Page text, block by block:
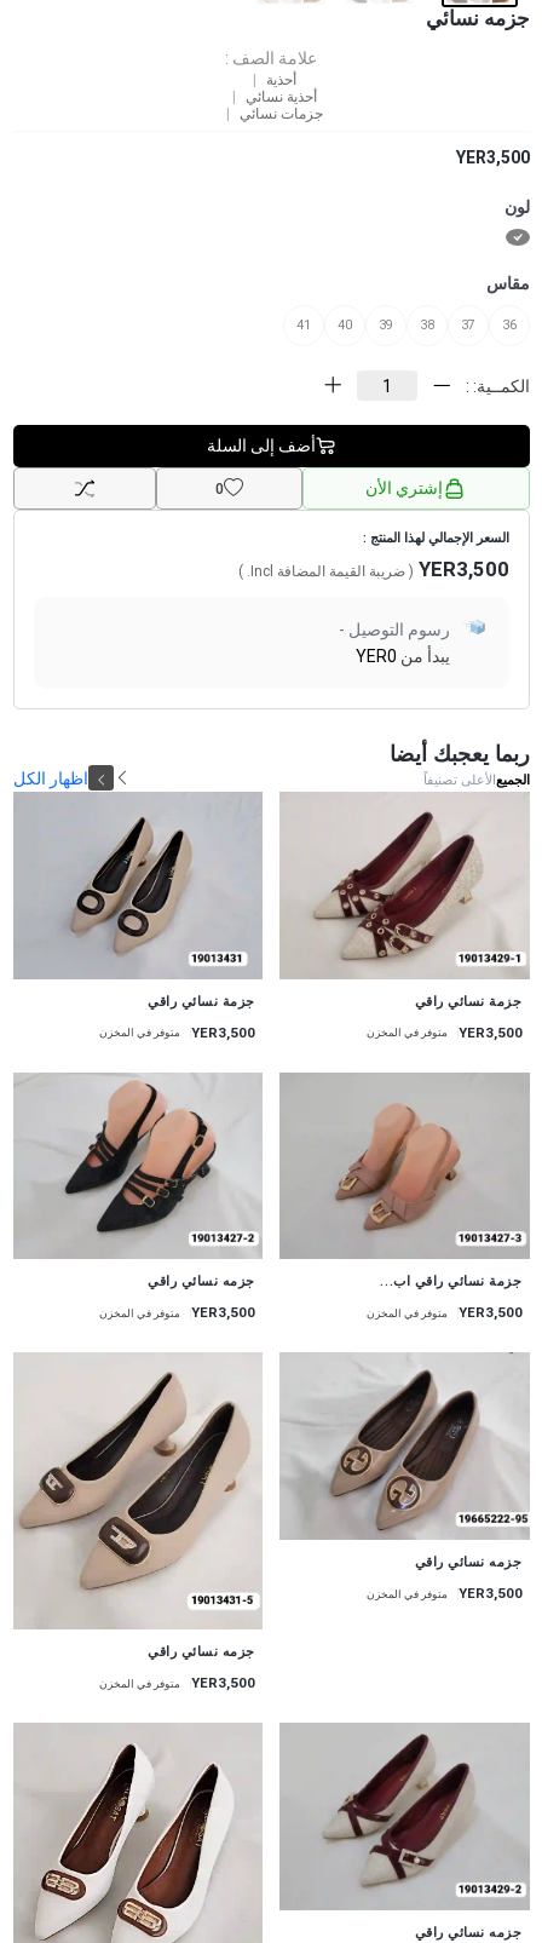
جزمه نسائي
علامة الصف :
أحذية
أحذية نسائي
جزمات نسائي
YER3,500
لون
مقاس
36
37
38
39
40
41
الكمــية: :
أضف إلى السلة
إشتري الأن 0
السعر الإجمالي لهذا المنتج :
YER3,500 ( ضريبة القيمة المضافة Incl.
)
رسوم التوصيل -
يبدأ من YER0
ربما يعجبك أيضا
الجميعالأعلى تصنيفاً اظهار الكل
جزمة نسائي راقي
YER3,500 متوفر في المخزن
جزمة نسائي راقي
YER3,500 متوفر في المخزن
جزمة نسائي راقي اب...
YER3,500 متوفر في المخزن
جزمه نسائي راقي
YER3,500 متوفر في المخزن
جزمه نسائي راقي
YER3,500 متوفر في المخزن
جزمه نسائي راقي
YER3,500 متوفر في المخزن
جزمه نسائي راقي